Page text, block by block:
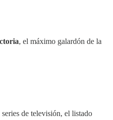
, el máximo galardón de la
de televisión, el listado